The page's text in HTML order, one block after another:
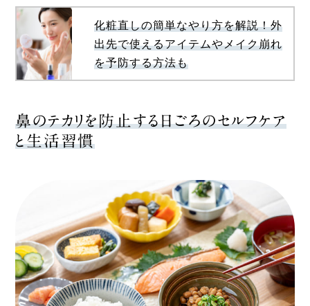
化粧直しの簡単なやり方を解説！外
出先で使えるアイテムやメイク崩れ
を予防する方法も
鼻のテカリを防止する日ごろのセルフケア
と生活習慣